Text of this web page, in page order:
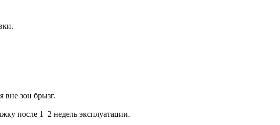
вне зон брызг.
после 1–2 недель эксплуатации.